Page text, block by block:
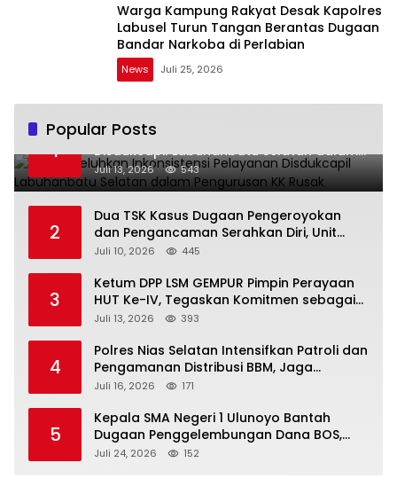
Warga Kampung Rakyat Desak Kapolres
Labusel Turun Tangan Berantas Dugaan
Bandar Narkoba di Perlabian
News Juli 25, 2026
Popular Posts
1
Warga Keluhkan Inkonsistensi Pelayanan
Disdukcapil Labuhanbatu Selatan dalam
Pengurusan KK Rusak
Juli 13, 2026 543
2
Dua TSK Kasus Dugaan Pengeroyokan
dan Pengancaman Serahkan Diri, Unit
Reskrim Polsek Lolowau Tuntaskan
Juli 10, 2026 445
3
Ketum DPP LSM GEMPUR Pimpin Perayaan
HUT Ke-IV, Tegaskan Komitmen sebagai
Mitra Pemerintah dan Corong Aspirasi
Juli 13, 2026 393
4
Polres Nias Selatan Intensifkan Patroli dan
Pengamanan Distribusi BBM, Jaga
Ketertiban di SPBU
Juli 16, 2026 171
5
Kepala SMA Negeri 1 Ulunoyo Bantah
Dugaan Penggelembungan Dana BOS,
Tegaskan Pemberitaan Tidak Benar
Juli 24, 2026 152